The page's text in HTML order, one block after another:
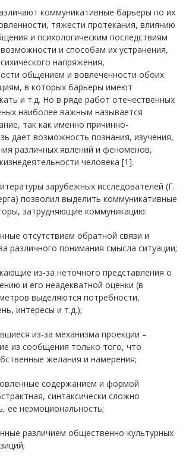
коммуникативные барьеры по их
тяжести протекания, влиянию
и психологическим последствиям
и способам их устранения,
напряжения,
общением и вовлеченности обоих
в которых барьеры имеют
и т.д. Но в ряде работ отечественных
наиболее важным называется
так как именно причинно-
дает возможность познания, изучения,
различных явлений и феноменов,
человека [1].
зарубежных исследователей (Г.
позволил выделить коммуникативные
затрудняющие коммуникацию:
отсутствием обратной связи и
различного понимания смысла ситуации;
из-за неточного представления о
и его неадекватной оценки (в
выделяются потребности,
интересы и т.д.);
из-за механизма проекции –
из сообщения только того, что
желания и намерения;
содержанием и формой
синтаксически сложно
ее неэмоциональность;
различием общественно-культурных